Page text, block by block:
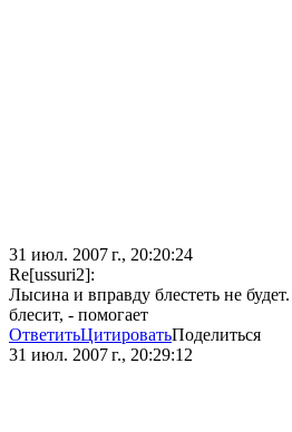
31 июл. 2007 г., 20:20:24
Re[ussuri2]:
Лысина и вправду блестеть не
блесит, - помогает
ОтветитьЦитироватьПоделиться
31 июл. 2007 г., 20:29:12